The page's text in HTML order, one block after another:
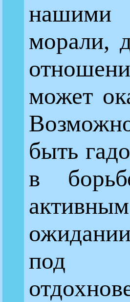
нашими
морали,
может
быть
в
под